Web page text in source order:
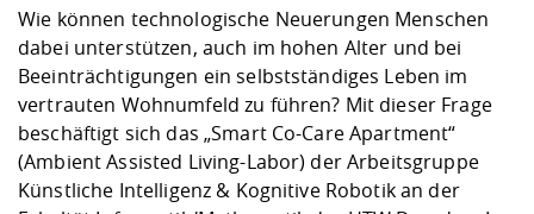
Downloads
International
Climate and
Protection
Friends
Mechanical
Business
Wie können technologische Neuerungen Menschen
dabei unterstützen, auch im hohen Alter und bei
Beeinträchtigungen ein selbstständiges Leben im
vertrauten Wohnumfeld zu führen? Mit dieser Frage
beschäftigt sich das „Smart Co-Care Apartment“
(Ambient Assisted Living-Labor) der Arbeitsgruppe
Künstliche Intelligenz & Kognitive Robotik an der